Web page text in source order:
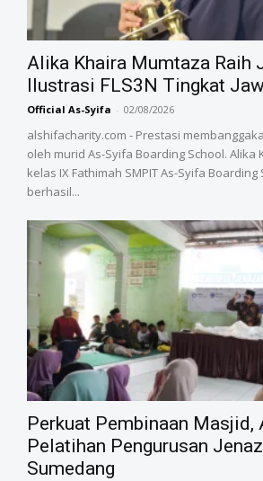
Alika Khaira Mumtaza Raih
Ilustrasi FLS3N Tingkat
Official As-Syifa - 02/08/2026
alshifacharity.com - Prestasi
oleh murid As-Syifa Boarding School. Alika
kelas IX Fathimah SMPIT As-Syifa Boarding
berhasil...
‎Perkuat Pembinaan Masjid,
Pelatihan Pengurusan
Sumedang